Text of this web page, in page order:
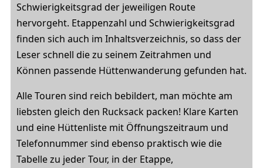
Schwierigkeitsgrad der jeweiligen Route
hervorgeht. Etappenzahl und Schwierigkeitsgrad
finden sich auch im Inhaltsverzeichnis, so dass der
Leser schnell die zu seinem Zeitrahmen und
Können passende Hüttenwanderung gefunden hat.
Alle Touren sind reich bebildert, man möchte am
liebsten gleich den Rucksack packen! Klare Karten
und eine Hüttenliste mit Öffnungszeitraum und
Telefonnummer sind ebenso praktisch wie die
Tabelle zu jeder Tour, in der Etappe,